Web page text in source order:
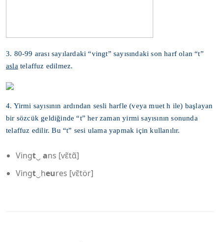
3. 80-99 arası sayılardaki “vingt” sayısındaki son harf olan “t”
asla telaffuz edilmez.
4. Yirmi sayısının ardından sesli harfle (veya muet h ile) başlayan
bir sözcük geldiğinde “t” her zaman yirmi sayısının sonunda
telaffuz edilir. Bu “t” sesi ulama yapmak için kullanılır.
Vingt ans [vɛ̃tɑ̃]
Vingt ‿heures [vɛ̃tör]